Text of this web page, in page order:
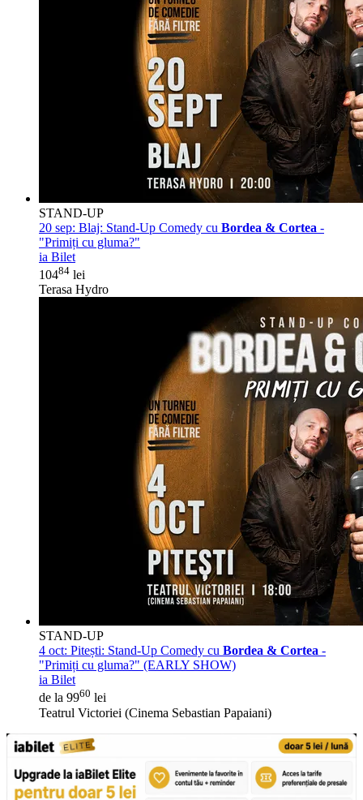
STAND-UP
20 sep: Blaj: Stand-Up Comedy cu Bordea & Cortea -
"Primiți cu gluma?"
ia Bilet
10484 lei
Terasa Hydro
STAND-UP
4 oct: Pitești: Stand-Up Comedy cu Bordea & Cortea -
"Primiți cu gluma?" (EARLY SHOW)
ia Bilet
de la 9960 lei
Teatrul Victoriei (Cinema Sebastian Papaiani)